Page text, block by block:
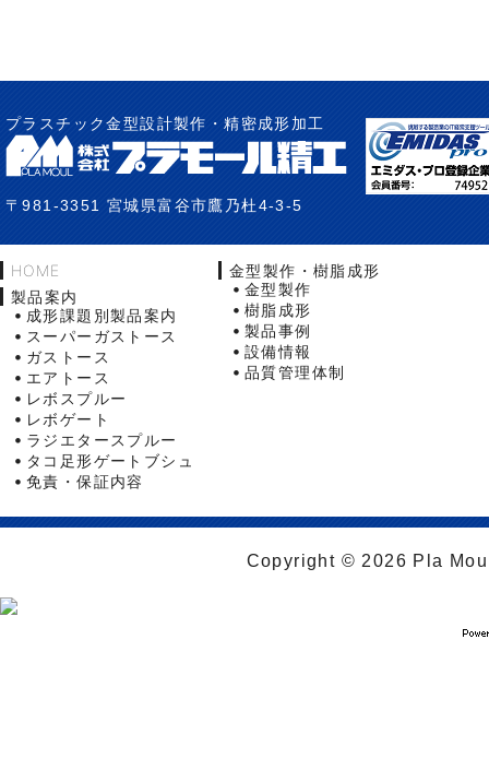
プラスチック金型設計製作・精密成形加工
〒981-3351 宮城県富谷市鷹乃杜4-3-5
HOME
製品案内
成形課題別製品案内
スーパーガストース
ガストース
エアトース
レボスプルー
レボゲート
ラジエタースプルー
タコ足形ゲートブシュ
免責・保証内容
金型製作・樹脂成形
金型製作
樹脂成形
製品事例
設備情報
品質管理体制
Copyright © 2026 Pla